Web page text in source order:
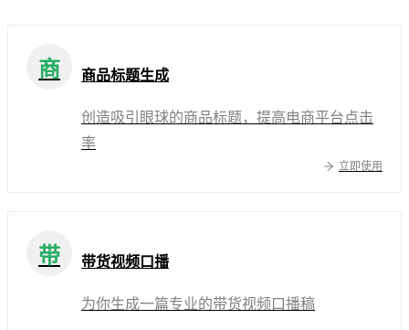
商 商品标题生成
创造吸引眼球的商品标题，提高电商平台点击
率
立即使用
带 带货视频口播
为你生成一篇专业的带货视频口播稿